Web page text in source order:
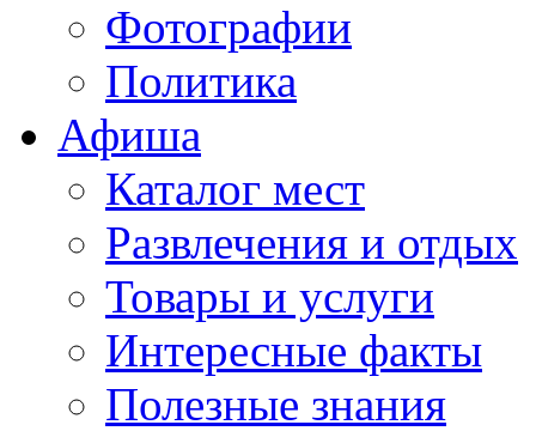
Фотографии
Политика
Афиша
Каталог мест
Развлечения и отдых
Товары и услуги
Интересные факты
Полезные знания